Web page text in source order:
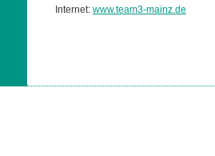
Internet: www.team3-mainz.de